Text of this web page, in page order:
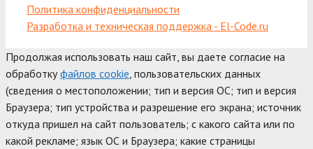
Политика конфиденциальности
Разработка и техническая поддержка - El-Code.ru
Продолжая использовать наш сайт, вы даете согласие на
обработкуфайлов cookie , пользовательских данных
(сведения о местоположении; тип и версия ОС; тип и версия
Браузера; тип устройства и разрешение его экрана; источник
откуда пришел на сайт пользователь; с какого сайта или по
какой рекламе; язык ОС и Браузера; какие страницы